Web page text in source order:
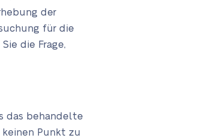
der
für die
die Frage,
das behandelte
keinen Punkt zu